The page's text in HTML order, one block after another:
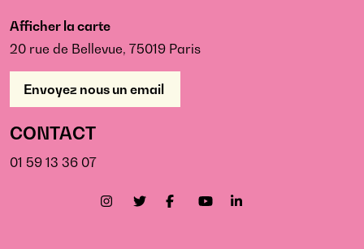
Afficher la carte
20 rue de Bellevue, 75019 Paris
Envoyez nous un email
CONTACT
01 59 13 36 07